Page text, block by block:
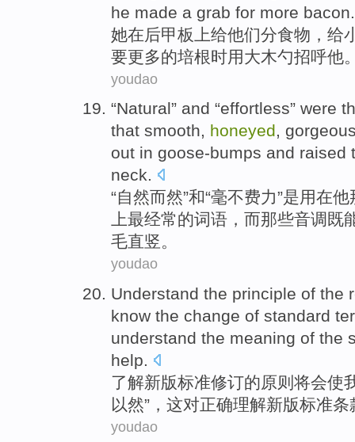
he made a grab for more bacon
她在后甲板 上给他们分食物，给
要更多的培根时用大木勺招呼他
youdao
“Natural” and “effortless” were
that smooth, honeyed,
out in goose-bumps and raised
neck.
“自然而然”和“毫不费力”是用在他
上最经常的词语 ， 而那些音调既
毛直竖。
youdao
Understand the principle of the
know the change of standard
understand the meaning of the
help.
了解新版标准修订的原则 将会使
以然”， 这对正确理解新版标准条
youdao